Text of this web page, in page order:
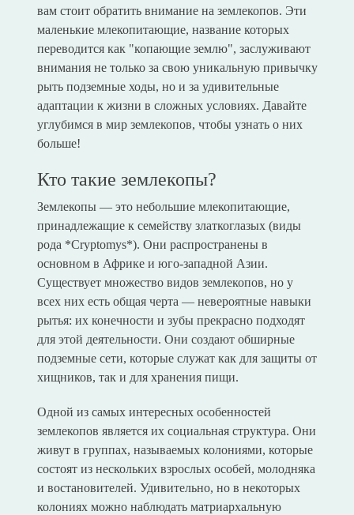
вам стоит обратить внимание на землекопов. Эти
маленькие млекопитающие, название которых
переводится как "копающие землю", заслуживают
внимания не только за свою уникальную привычку
рыть подземные ходы, но и за удивительные
адаптации к жизни в сложных условиях. Давайте
углубимся в мир землекопов, чтобы узнать о них
больше!
Кто такие землекопы?
Землекопы — это небольшие млекопитающие,
принадлежащие к семейству златкоглазых (виды
рода *Cryptomys*). Они распространены в
основном в Африке и юго-западной Азии.
Существует множество видов землекопов, но у
всех них есть общая черта — невероятные навыки
рытья: их конечности и зубы прекрасно подходят
для этой деятельности. Они создают обширные
подземные сети, которые служат как для защиты от
хищников, так и для хранения пищи.
Одной из самых интересных особенностей
землекопов является их социальная структура. Они
живут в группах, называемых колониями, которые
состоят из нескольких взрослых особей, молодняка
и востановителей. Удивительно, но в некоторых
колониях можно наблюдать матриархальную